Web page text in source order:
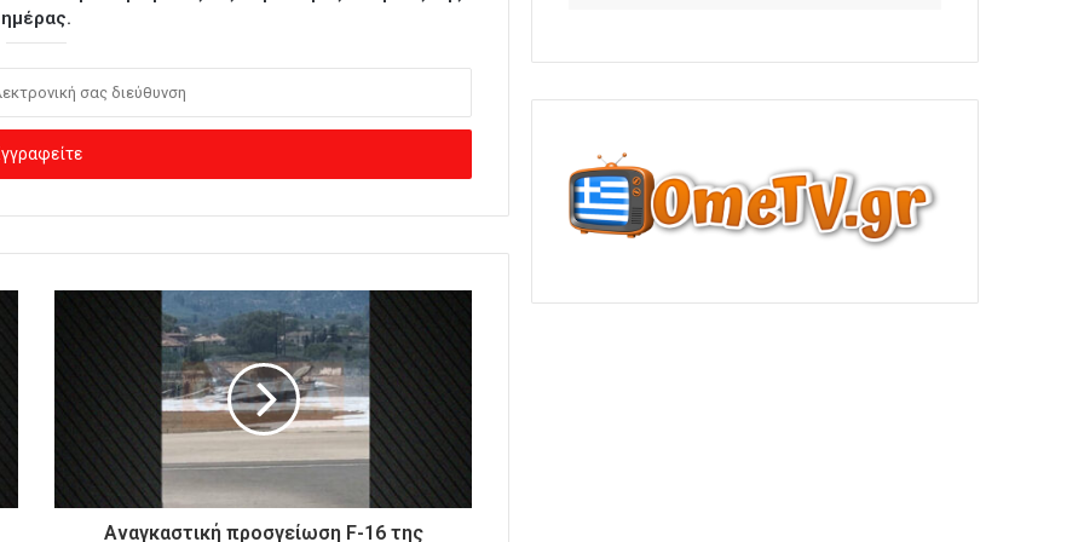
ημέρας.
Αναγκαστική προσγείωση F-16 της